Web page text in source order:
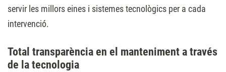
servir les millors eines i sistemes tecnològics per a cada
intervenció.
Total transparència en el manteniment a través
de la tecnologia